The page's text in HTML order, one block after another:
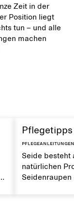
Zeit in der
Position liegt
tun – und alle
machen
Pflegeanleitungen
Seide besteht
natürlichen
Seidenraupen